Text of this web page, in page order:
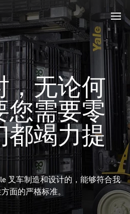
，无论何
您需要零
都竭力提
叉车制造和设计的，能够符合我
面的严格标准。